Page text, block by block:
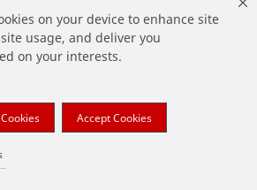
on your device to enhance site
usage, and deliver you
on your interests.
Accept Cookies